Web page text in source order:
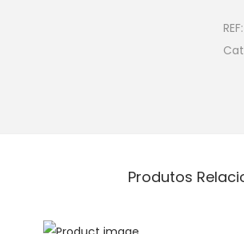
REF:
Produtos